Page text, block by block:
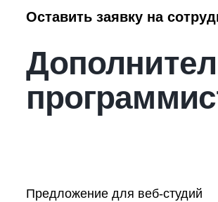
Оставить заявку на
Предложение для веб-студий